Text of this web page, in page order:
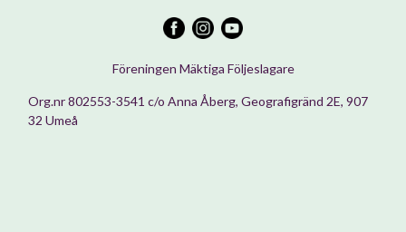
Föreningen Mäktiga Följeslagare
Org.nr 802553-3541 c/o Anna Åberg, Geografigränd 2E, 907
32 Umeå